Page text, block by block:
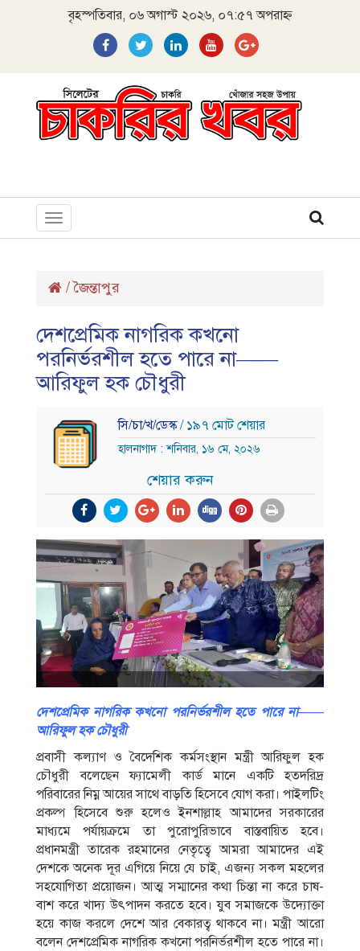
বৃহস্পতিবার, ০৬ অগাস্ট ২০২৬, ০৭:৫৭ অপরাহ্ন
Toggle
navigation
/জৈন্তাপুর
দেশপ্রেমিক নাগরিক কখনো
পরনির্ভরশীল হতে পারে না——
আরিফুল হক চৌধুরী
সি/চা/খ/ডেস্ক/ ১৯৭ মোট শেয়ার
হালনাগাদ : শনিবার, ১৬ মে, ২০২৬
শেয়ার করুন
দেশপ্রেমিক নাগরিক কখনো পরনির্ভরশীল হতে পারে না——
আরিফুল হক চৌধুরী
প্রবাসী কল্যাণ ও বৈদেশিক কর্মসংস্থান মন্ত্রী আরিফুল হক
চৌধুরী বলেছেন ফ্যামেলী কার্ড মানে একটি হতদরিদ্র
পরিবারের নিম্ন আয়ের সাথে বাড়তি হিসেবে যোগ করা। পাইলটিং
প্রকল্প হিসেবে শুরু হলেও ইনশাল্লাহ আমাদের সরকারের
মাধ্যমে পর্যায়ক্রমে তা পুরোপুরিভাবে বাস্তবায়িত হবে।
প্রধানমন্ত্রী তারেক রহমানের নেতৃত্বে আমরা আমাদের এই
দেশকে অনেক দূর এগিয়ে নিয়ে যে চাই, এজন্য সকল মহলের
সহযোগিতা প্রয়োজন। আত্ম সম্মানের কথা চিন্তা না করে চাষ-
বাশ করে খাদ্য উৎপাদন করতে হবে। যুব সমাজকে উদ্যোক্তা
হয়ে কাজ করলে দেশে আর বেকারত্ব থাকবে না। মন্ত্রী আরো
বলেন দেশপ্রেমিক নাগরিক কখনো পরনির্ভরশীল হতে পারে না।